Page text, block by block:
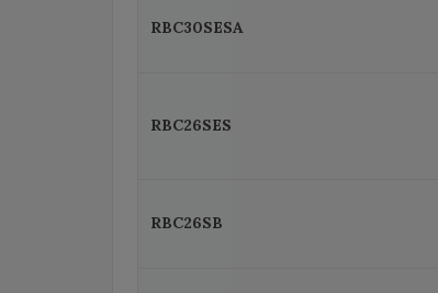
RBC30SESA
RBC26SES
RBC26SB